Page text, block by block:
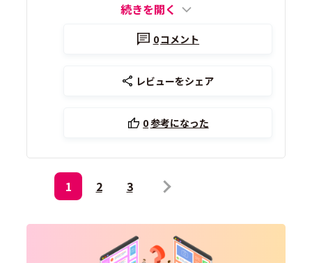
続きを開く
0コメント
レビューをシェア
0参考になった
1 2 3